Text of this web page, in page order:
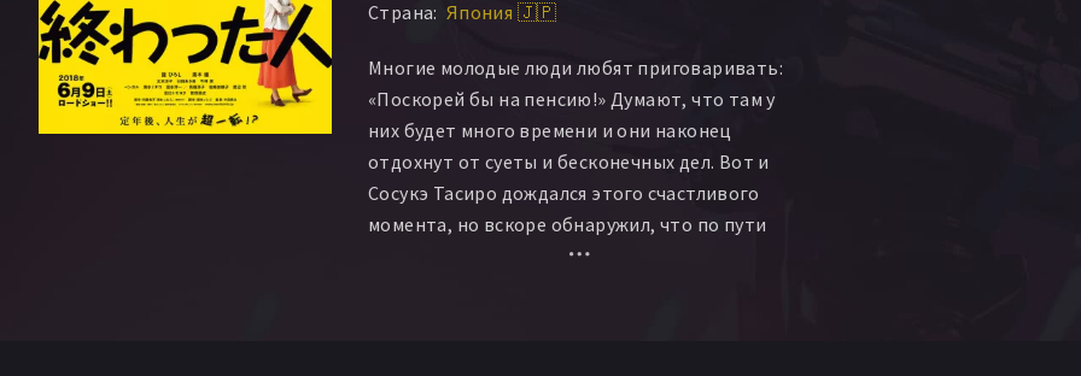
Страна: Япония 🇯🇵
Многие молодые люди любят приговаривать:
«Поскорей бы на пенсию!» Думают, что там у
них будет много времени и они наконец
отдохнут от суеты и бесконечных дел. Вот и
Сосукэ Тасиро дождался этого счастливого
момента, но вскоре обнаружил, что по пути
растерял самого себя, и ему совершенно нечем